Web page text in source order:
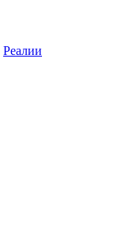
Реалии